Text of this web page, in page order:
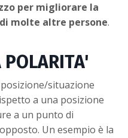
per migliorare la
molte altre persone.
POLARITA'
situazione
a una posizione
a un punto di
Un esempio è la